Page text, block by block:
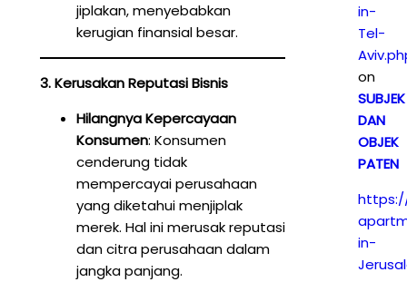
jiplakan, menyebabkan
kerugian finansial besar.
3. Kerusakan Reputasi Bisnis
Hilangnya Kepercayaan
Konsumen: Konsumen
cenderung tidak
mempercayai perusahaan
yang diketahui menjiplak
merek. Hal ini merusak reputasi
dan citra perusahaan dalam
jangka panjang.
in-
Tel-
on
SUBJEK
DAN
OBJEK
PATEN
in-